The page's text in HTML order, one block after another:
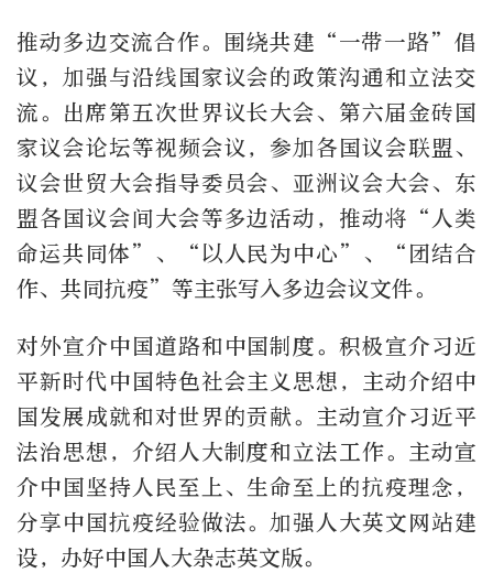
推动多边交流合作。围绕共建“一带一路”倡
议，加强与沿线国家议会的政策沟通和立法交
流。出席第五次世界议长大会、第六届金砖国
家议会论坛等视频会议，参加各国议会联盟、
议会世贸大会指导委员会、亚洲议会大会、东
盟各国议会间大会等多边活动，推动将“人类
命运共同体”、“以人民为中心”、“团结合
作、共同抗疫”等主张写入多边会议文件。
对外宣介中国道路和中国制度。积极宣介习近
平新时代中国特色社会主义思想，主动介绍中
国发展成就和对世界的贡献。主动宣介习近平
法治思想，介绍人大制度和立法工作。主动宣
介中国坚持人民至上、生命至上的抗疫理念，
分享中国抗疫经验做法。加强人大英文网站建
设，办好中国人大杂志英文版。